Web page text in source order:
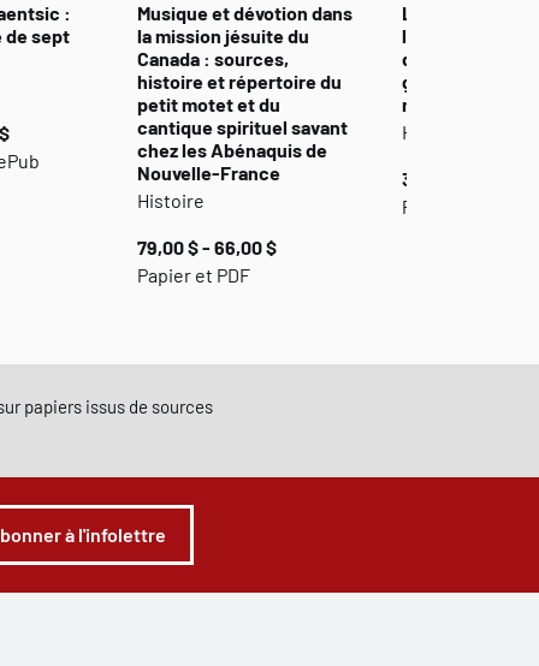
:
de sept
Musique et dévotion dans
la mission jésuite du
Canada : sources,
histoire et répertoire du
petit motet et du
cantique spirituel savant
chez les Abénaquis de
Nouvelle-France
Histoire
79,00 $ - 66,00 $
Papier et PDF
La
l’Atlantique. La
de l’histoire
grecques aux
modernes
Histoire
35,00 $ - 29,00
Papier et PDF
papiers issus de sources
à l'infolettre